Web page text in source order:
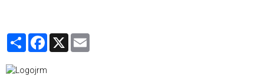
PartagerFacebook
X